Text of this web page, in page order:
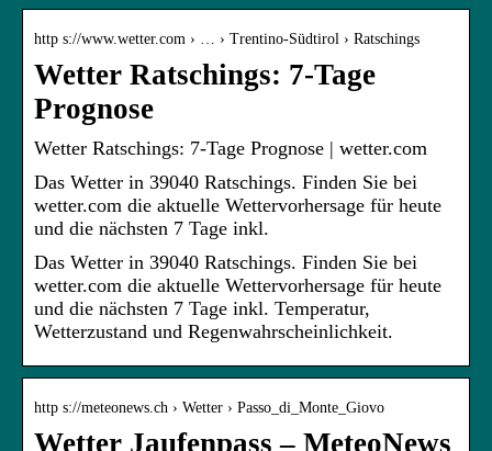
http s://www.wetter.com › … › Trentino-Südtirol › Ratschings
Wetter Ratschings: 7-Tage
Prognose
Wetter Ratschings: 7-Tage Prognose | wetter.com
Das Wetter in 39040 Ratschings. Finden Sie bei
wetter.com die aktuelle Wettervorhersage für heute
und die nächsten 7 Tage inkl.
Das Wetter in 39040 Ratschings. Finden Sie bei
wetter.com die aktuelle Wettervorhersage für heute
und die nächsten 7 Tage inkl. Temperatur,
Wetterzustand und Regenwahrscheinlichkeit.
http s://meteonews.ch › Wetter › Passo_di_Monte_Giovo
Wetter Jaufenpass – MeteoNews